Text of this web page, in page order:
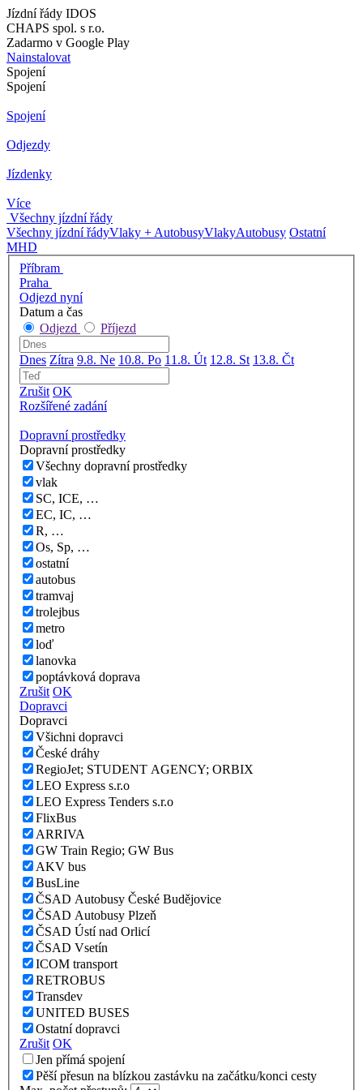
Jízdní řády IDOS
CHAPS spol. s r.o.
Zadarmo v Google Play
Nainstalovat
Spojení
Spojení
Spojení
Odjezdy
Jízdenky
Více
Všechny jízdní řády
Všechny jízdní řádyVlaky + AutobusyVlakyAutobusy Ostatní
MHD
Příbram
Praha
Odjezd nyní
Datum a čas
Odjezd
Příjezd
Dnes Zítra 9.8. Ne 10.8. Po 11.8. Út 12.8. St 13.8. Čt
Zrušit OK
Rozšířené zadání
Dopravní prostředky
Dopravní prostředky
Všechny dopravní prostředky
vlak
SC, ICE, …
EC, IC, …
R, …
Os, Sp, …
ostatní
autobus
tramvaj
trolejbus
metro
loď
lanovka
poptávková doprava
Zrušit OK
Dopravci
Dopravci
Všichni dopravci
České dráhy
RegioJet; STUDENT AGENCY; ORBIX
LEO Express s.r.o
LEO Express Tenders s.r.o
FlixBus
ARRIVA
GW Train Regio; GW Bus
AKV bus
BusLine
ČSAD Autobusy České Budějovice
ČSAD Autobusy Plzeň
ČSAD Ústí nad Orlicí
ČSAD Vsetín
ICOM transport
RETROBUS
Transdev
UNITED BUSES
Ostatní dopravci
Zrušit OK
Jen přímá spojení
Pěší přesun na blízkou zastávku na začátku/konci cesty